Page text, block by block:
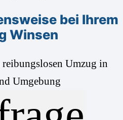
bei Ihrem
Winsen
Umzug in
Umgebung